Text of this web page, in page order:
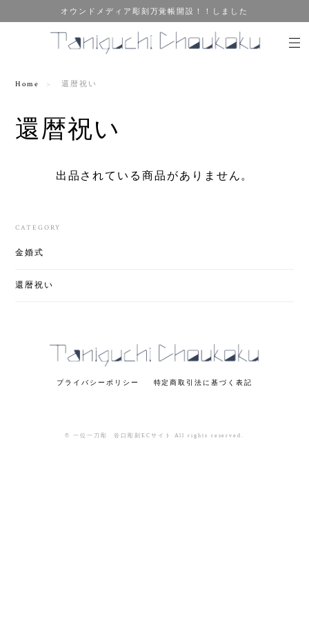
オウンドメディア彫刻万覚帳開設！！しました
Home 還暦祝い
還暦祝い
出品されている商品がありません。
CATEGORY
金婚式
還暦祝い
プライバシーポリシー 特定商取引法に基づく表記
© 一位一刀彫 谷口彫刻ECサイト All rights reserved.